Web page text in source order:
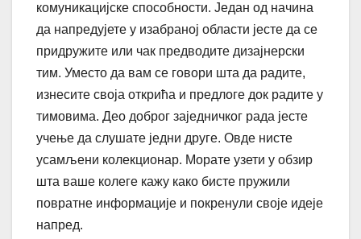
комуникацијске способности. Један од начина
да напредујете у изабраној области јесте да се
придружите или чак предводите дизајнерски
тим. Уместо да вам се говори шта да радите,
изнесите своја открића и предлоге док радите у
тимовима. Део доброг заједничког рада јесте
учење да слушате једни друге. Овде нисте
усамљени колекционар. Морате узети у обзир
шта ваше колеге кажу како бисте пружили
повратне информације и покренули своје идеје
напред.